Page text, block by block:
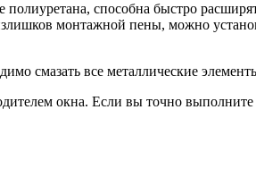
способна быстро
монтажной пены, можно
смазать все металлические
окна. Если вы точно